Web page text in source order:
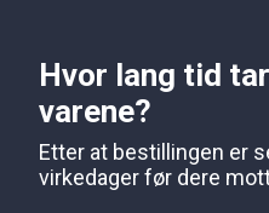
Hvor lang tid
varene?
Etter at bestillingen er
virkedager før dere